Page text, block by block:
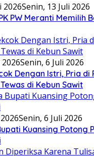
2026Senin, 13 Juli 2026
PW Meranti Memilih
Senin, 6 Juli 2026
Dengan Istri, Pria di
di Kebun Sawit
Senin, 6 Juli 2026
Kuansing Potong